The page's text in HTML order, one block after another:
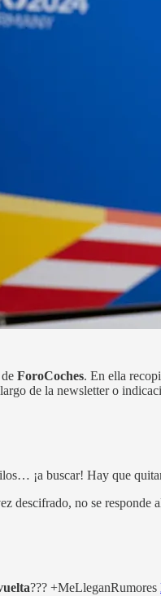
ForoCoches. En ella
de la newsletter o
¡a buscar! Hay que
descifrado, no se responde
??? +MeLleganRumores